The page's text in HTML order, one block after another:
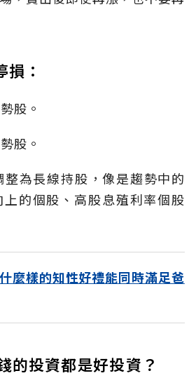
：
股。
股。
為長線持股，像是趨勢中的
的個股、高股息殖利率個股
麼樣的知性好禮能同時滿足爸
的投資都是好投資？